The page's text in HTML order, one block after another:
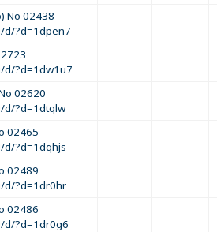
No 02438
?d=1dpen7
?d=1dw1u7
02620
d/?d=1dtqlw
02465
?d=1dqhjs
02489
d/?d=1dr0hr
02486
d/?d=1dr0g6